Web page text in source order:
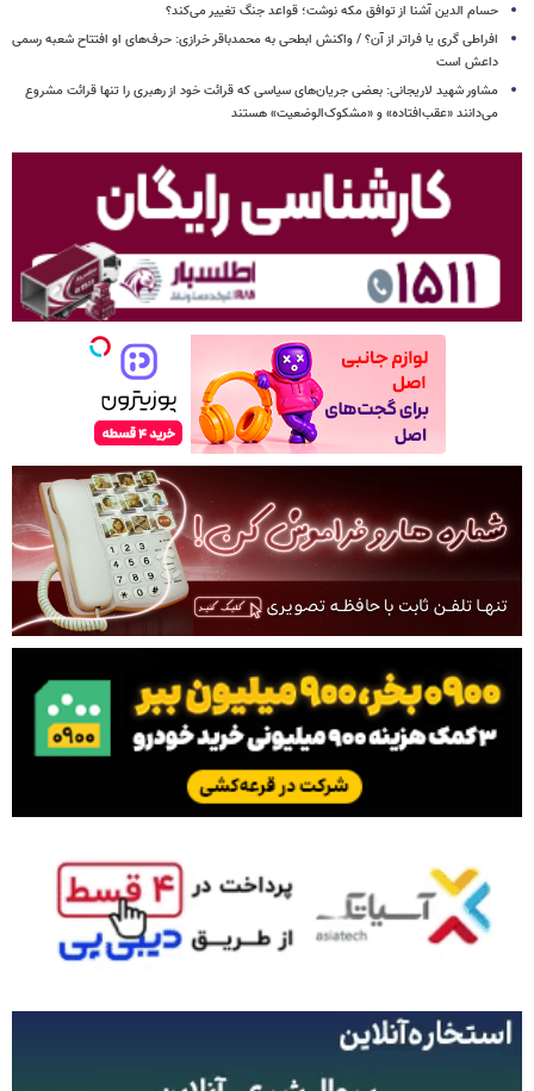
حسام الدین آشنا از توافق مکه نوشت؛ قواعد جنگ تغییر می‌کند؟
افراطی گری یا فراتر از آن؟ / واکنش ابطحی به محمدباقر خرازی: حرف‌های او افتتاح شعبه رسمی
داعش است
مشاور شهید لاریجانی: بعضی جریان‌های سیاسی که قرائت خود از رهبری را تنها قرائت مشروع
می‌دانند «عقب‌افتاده» و «مشکوک‌الوضعیت» هستند